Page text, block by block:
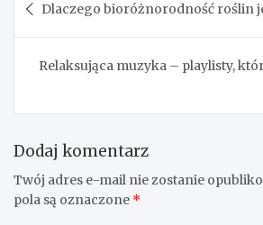
wpisu
Dlaczego bioróżnorodność roślin
Relaksująca muzyka – playlisty,
Dodaj komentarz
Twój adres e-mail nie zostanie
pola są oznaczone *